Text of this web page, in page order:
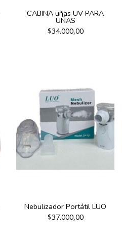
CABINA uñas UV PARA
UÑAS
$34.000,00
Nebulizador Portátil LUO
$37.000,00